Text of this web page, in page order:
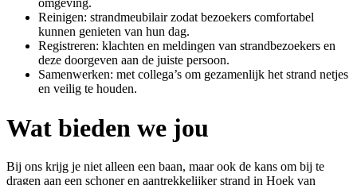
omgeving.
Reinigen: strandmeubilair zodat bezoekers comfortabel
kunnen genieten van hun dag.
Registreren: klachten en meldingen van strandbezoekers en
deze doorgeven aan de juiste persoon.
Samenwerken: met collega’s om gezamenlijk het strand netjes
en veilig te houden.
Wat bieden we jou
Bij ons krijg je niet alleen een baan, maar ook de kans om bij te
dragen aan een schoner en aantrekkelijker strand in Hoek van